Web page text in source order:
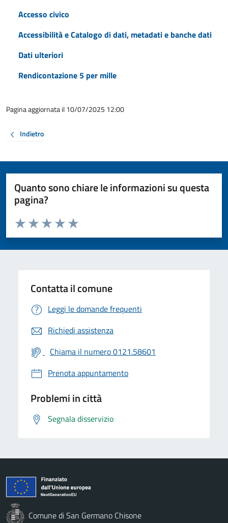
Accesso civico
Accessibilità e Catalogo di dati, metadati e banche dati
Dati ulteriori
Rendicontazione 5 per mille
Pagina aggiornata il 10/07/2025 12:00
Indietro
Quanto sono chiare le informazioni su questa
pagina?
Valuta da 1 a 5 stelle la pagina
Valuta 5 stelle su 5
Valuta 4 stelle su 5
Valuta 3 stelle su 5
Valuta 2 stelle su 5
Valuta 1 stelle su 5
Contatta il comune
Leggi le domande frequenti
Richiedi assistenza
Chiama il numero 0121.58601
Prenota appuntamento
Problemi in città
Segnala disservizio
Comune di San Germano Chisone